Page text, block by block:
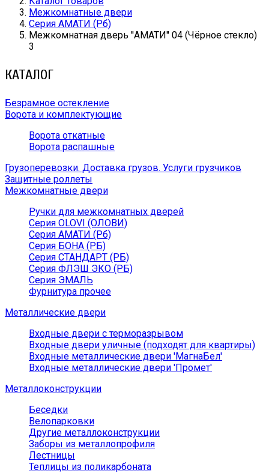
Межкомнатные двери
Серия АМАТИ (Рб)
Межкомнатная дверь ''АМАТИ'' 04 (Чёрное стекло)
3
КАТАЛОГ
Безрамное остекление
Ворота и комплектующие
Ворота откатные
Ворота распашные
Грузоперевозки. Доставка грузов. Услуги грузчиков
Защитные роллеты
Межкомнатные двери
Ручки для межкомнатных дверей
Серия OLOVI (ОЛОВИ)
Серия АМАТИ (Рб)
Серия БОНА (РБ)
Серия СТАНДАРТ (РБ)
Серия ФЛЭШ ЭКО (РБ)
Серия ЭМАЛЬ
Фурнитура прочее
Металлические двери
Входные двери с терморазрывом
Входные двери уличные (подходят для квартиры)
Входные металлические двери 'МагнаБел'
Входные металлические двери 'Промет'
Металлоконструкции
Беседки
Велопарковки
Другие металлоконструкции
Заборы из металлопрофиля
Лестницы
Теплицы из поликарбоната